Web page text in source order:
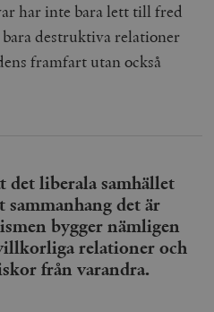
har inte bara lett till fred
destruktiva relationer
framfart utan också
det liberala samhället
sammanhang det är
bygger nämligen
relationer och
från varandra.